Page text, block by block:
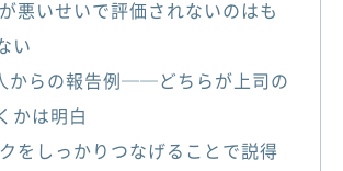
悪いせいで評価されないのはも
い
からの報告例──どちらが上司の
かは明白
をしっかりつなげることで説得